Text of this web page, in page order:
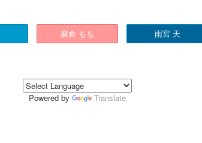
麻倉 もも 雨宮 天
Powered by Translate